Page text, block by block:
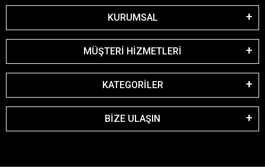
KURUMSAL
MÜŞTERİ HİZMETLERİ
KATEGORİLER
BİZE ULAŞIN